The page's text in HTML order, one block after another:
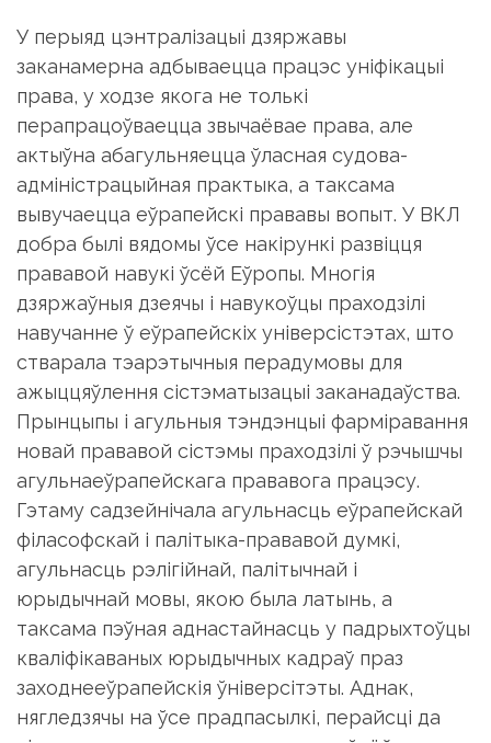
У перыяд цэнтралізацыі дзяржавы
заканамерна адбываецца працэс уніфікацыі
права, у ходзе якога не толькі
перапрацоўваецца звычаёвае права, але
актыўна абагульняецца ўласная судова-
адміністрацыйная практыка, а таксама
вывучаецца еўрапейскі прававы вопыт. У ВКЛ
добра былі вядомы ўсе накірункі развіцця
прававой навукі ўсёй Еўропы. Многія
дзяржаўныя дзеячы і навукоўцы праходзілі
навучанне ў еўрапейскіх універсістэтах, што
стварала тэарэтычныя перадумовы для
ажыццяўлення сістэматызацыі заканадаўства.
Прынцыпы і агульныя тэндэнцыі фарміравання
новай прававой сістэмы праходзілі ў рэчышчы
агульнаеўрапейскага прававога працэсу.
Гэтаму садзейнічала агульнасць еўрапейскай
філасофскай і палітыка-прававой думкі,
агульнасць рэлігійнай, палітычнай і
юрыдычнай мовы, якою была латынь, а
таксама пэўная аднастайнасць у падрыхтоўцы
кваліфікаваных юрыдычных кадраў праз
заходнееўрапейскія ўніверсітэты. Аднак,
нягледзячы на ўсе прадпасылкі, перайсці да